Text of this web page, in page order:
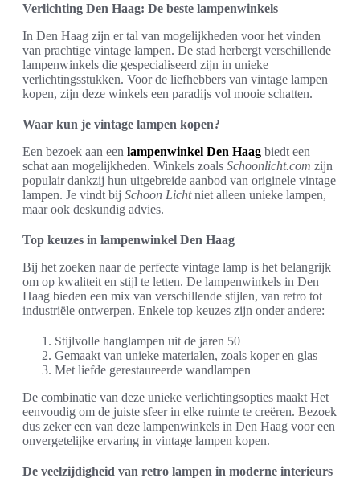
Verlichting Den Haag: De beste lampenwinkels
In Den Haag zijn er tal van mogelijkheden voor het vinden
van prachtige vintage lampen. De stad herbergt verschillende
lampenwinkels die gespecialiseerd zijn in unieke
verlichtingsstukken. Voor de liefhebbers van vintage lampen
kopen, zijn deze winkels een paradijs vol mooie schatten.
Waar kun je vintage lampen kopen?
Een bezoek aan een lampenwinkel Den Haag biedt een
schat aan mogelijkheden. Winkels zoals Schoonlicht.com zijn
populair dankzij hun uitgebreide aanbod van originele vintage
lampen. Je vindt bij Schoon Lichtniet alleen unieke lampen,
maar ook deskundig advies.
Top keuzes in lampenwinkel Den Haag
Bij het zoeken naar de perfecte vintage lamp is het belangrijk
om op kwaliteit en stijl te letten. De lampenwinkels in Den
Haag bieden een mix van verschillende stijlen, van retro tot
industriële ontwerpen. Enkele top keuzes zijn onder andere:
Stijlvolle hanglampen uit de jaren 50
Gemaakt van unieke materialen, zoals koper en glas
Met liefde gerestaureerde wandlampen
De combinatie van deze unieke verlichtingsopties maakt Het
eenvoudig om de juiste sfeer in elke ruimte te creëren. Bezoek
dus zeker een van deze lampenwinkels in Den Haag voor een
onvergetelijke ervaring in vintage lampen kopen.
De veelzijdigheid van retro lampen in moderne interieurs